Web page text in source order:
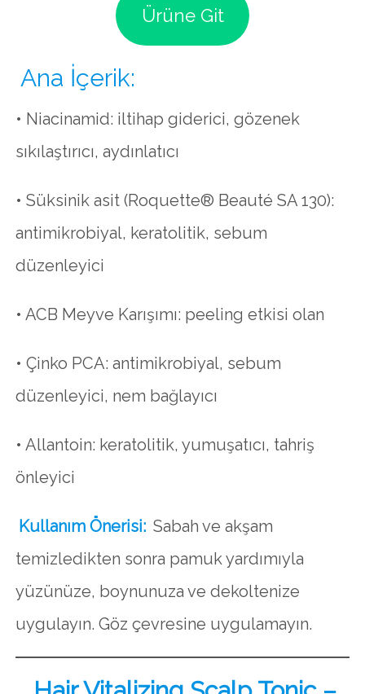
Ürüne Git
Ana İçerik:
• Niacinamid: iltihap giderici, gözenek
sıkılaştırıcı, aydınlatıcı
• Süksinik asit (Roquette® Beauté SA 130):
antimikrobiyal, keratolitik, sebum
düzenleyici
• ACB Meyve Karışımı: peeling etkisi olan
• Çinko PCA: antimikrobiyal, sebum
düzenleyici, nem bağlayıcı
• Allantoin: keratolitik, yumuşatıcı, tahriş
önleyici
Kullanım Önerisi: Sabah ve akşam
temizledikten sonra pamuk yardımıyla
yüzünüze, boynunuza ve dekoltenize
uygulayın. Göz çevresine uygulamayın.